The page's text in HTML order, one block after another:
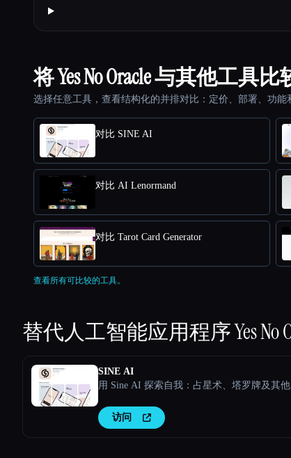
将 Yes No Oracle 与其他工具比
选择任意工具，查看结构化的并排对比：定价、部署、功能
对比 SINE AI
对比 AI Lenormand
对比 Tarot Card Generator
查看所有可比较的工具。
替代人工智能应用程序Yes No
SINE AI
用 Sine AI 探索自我：占星术、塔罗牌及其他
访问